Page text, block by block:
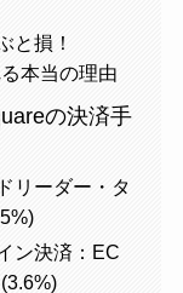
と損！
本当の理由
の決済手
リーダー・タ
ン決済：EC